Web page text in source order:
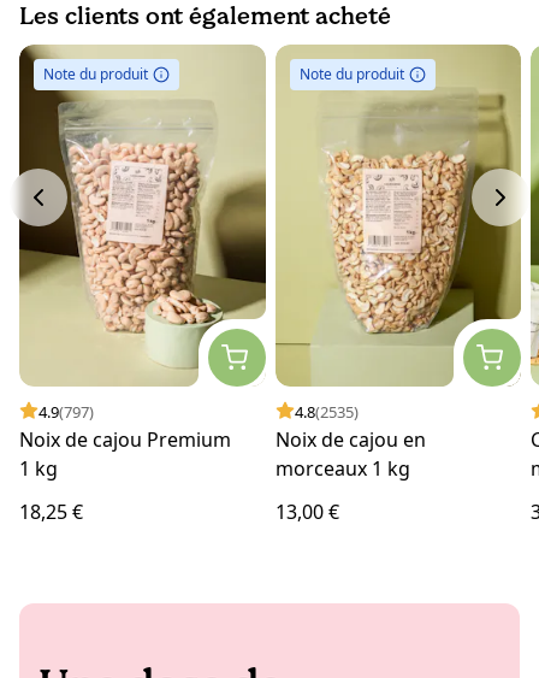
Les clients ont également acheté
Note du produit
4.9(797)
Noix de cajou Premium
1 kg
18,25 €
Note du produit
4.8(2535)
Noix de cajou en
morceaux 1 kg
13,00 €